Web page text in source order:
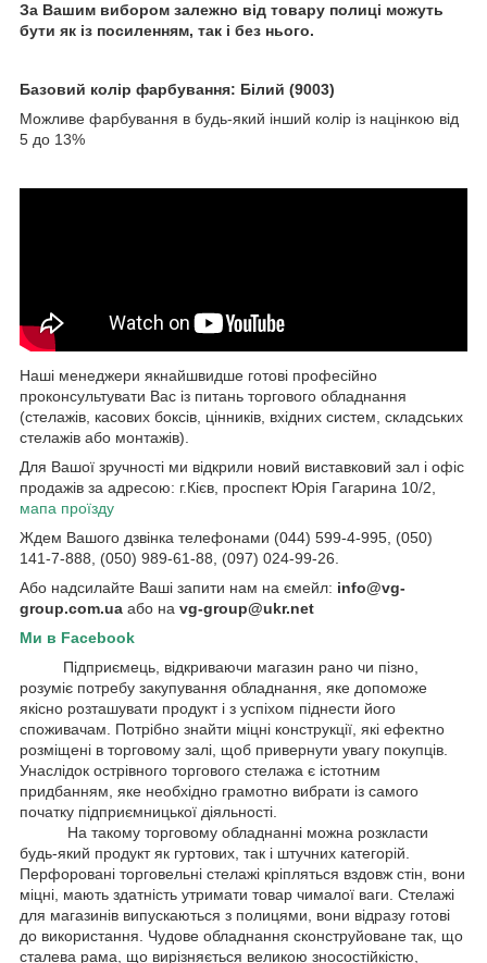
За Вашим вибором залежно від товару полиці можуть
бути як із посиленням, так і без нього.
Базовий колір фарбування: Білий (9003)
Можливе фарбування в будь-який інший колір із націнкою від
5 до 13%
Наші менеджери якнайшвидше готові професійно
проконсультувати Вас із питань торгового обладнання
(стелажів, касових боксів, цінників, вхідних систем, складських
стелажів або монтажів).
Для Вашої зручності ми відкрили новий виставковий зал і офіс
продажів за адресою: г.Кієв, проспект Юрія Гагарина 10/2,
мапа проїзду
Ждем Вашого дзвінка телефонами (044) 599-4-995, (050)
141-7-888, (050) 989-61-88, (097) 024-99-26.
Або надсилайте Ваші запити нам на ємейл: info@vg-
group.com.ua або на vg-group@ukr.net
Ми в Facebook
Підприємець, відкриваючи магазин рано чи пізно,
розуміє потребу закупування обладнання, яке допоможе
якісно розташувати продукт і з успіхом піднести його
споживачам. Потрібно знайти міцні конструкції, які ефектно
розміщені в торговому залі, щоб привернути увагу покупців.
Унаслідок острівного торгового стелажа є істотним
придбанням, яке необхідно грамотно вибрати із самого
початку підприємницької діяльності.
На такому торговому обладнанні можна розкласти
будь-який продукт як гуртових, так і штучних категорій.
Перфоровані торговельні стелажі кріпляться вздовж стін, вони
міцні, мають здатність утримати товар чималої ваги. Стелажі
для магазинів випускаються з полицями, вони відразу готові
до використання. Чудове обладнання сконструйоване так, що
сталева рама, що вирізняється великою зносостійкістю,